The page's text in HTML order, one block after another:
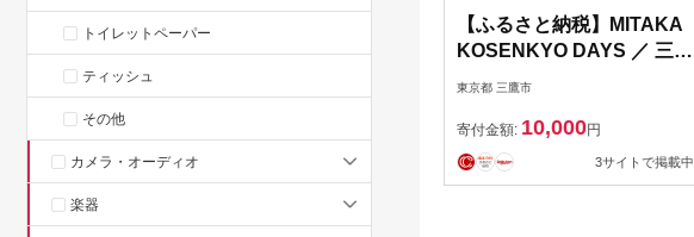
トイレットペーパー
ティッシュ
その他
カメラ・オーディオ
楽器
【ふるさと納税】MITAKA
KOSENKYO DAYS ／ 三鷹
こ線人道橋 三鷹跨線人道橋
メモ帳 A7サイズ 3冊セット
定点観測 記録 写真アーカ
イブ 街の記憶 鉄道風景 橋
東京都 三鷹市
寄付金額: 10,000円
3サイトで掲載中